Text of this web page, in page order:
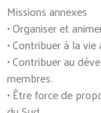
Missions annexes
• Organiser et
• Contribuer à la
• Contribuer au
membres.
• Être force de